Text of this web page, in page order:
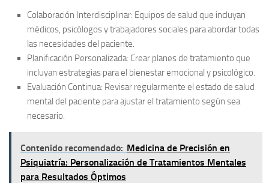
Colaboración Interdisciplinar: Equipos de salud que incluyan
médicos, psicólogos y trabajadores sociales para abordar todas
las necesidades del paciente.
Planificación Personalizada: Crear planes de tratamiento que
incluyan estrategias para el bienestar emocional y psicológico.
Evaluación Continua: Revisar regularmente el estado de salud
mental del paciente para ajustar el tratamiento según sea
necesario.
Contenido recomendado: Medicina de Precisión en
Psiquiatría: Personalización de Tratamientos Mentales
para Resultados Óptimos